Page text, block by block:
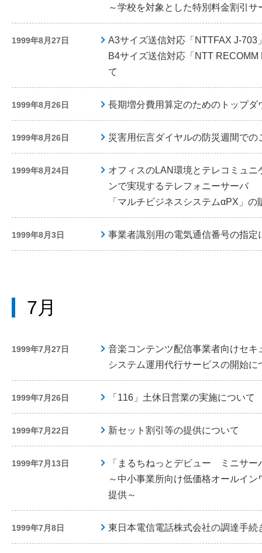
～学校を対象とした特別料金割引
1999年8月27日
A3サイズ送信対応「NTTFAX J-703
B4サイズ送信対応「NTT
て
1999年8月26日 長期増分費用算定のためのトップダ
1999年8月26日 災害用伝言ダイヤルの防災週間での
1999年8月24日
オフィスのLAN環境とテレコミュ
ンで実現するテレフォニーサーバ
「マルチビジネスシステムαPX」
1999年8月3日 事業者識別用の電気通信番号の指定
7月
1999年7月27日
音楽コンテンツ配信事業者向けセキ
システム運用代行サービスの開始に
1999年7月26日 「116」土休日営業の実施について
1999年7月22日 新セット割引等の提供について
1999年7月13日
「まるちねっとデビュー ミニサー
～中小事業所向け低価格オールイ
提供～
1999年7月8日 東日本電信電話株式会社の調達手続